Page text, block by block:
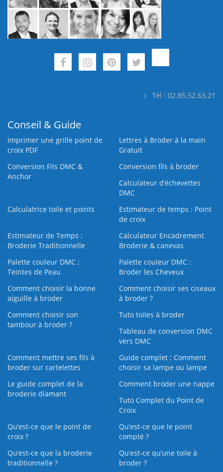
Tél : 02.85.52.63.21
Conseil & Guide
Imprimer une grille point de
croix PDF
Lettres à Broder à la main
Gratuit
Conversion Fils DMC &
Anchor
Conversion fils à broder
Calculateur d’échevettes
DMC
Calculatrice toile et points
Estimateur de temps : Point
de croix
Estimateur de Temps :
Broderie Traditionnelle
Calculateur Encadrement
Broderie & canevas
Palette couleur DMC :
Teintes de Peau
Palette couleur DMC :
Broder les Cheveux
Comment choisir la bonne
aiguille à broder
Comment choisir ses ciseaux
à broder ?
Comment choisir son
tambour à broder ?
Tuto toiles à broder
Tableau de conversion DMC
vers DMC
Comment mettre ses fils à
broder sur cartelettes
Guide complet : Comment
choisir sa lampe ou lampe
Le guide complet de la
broderie diamant
Comment broder une nappe
Tuto Complet du Point de
Croix
Qu’est-ce que le point de
croix ?
Qu’est-ce que le point
compté ?
Qu’est-ce que la broderie
traditionnelle ?
Qu’est‑ce qu’une toile à
broder ?